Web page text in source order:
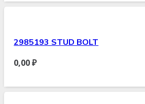
2985193 STUD BOLT
0,00₽